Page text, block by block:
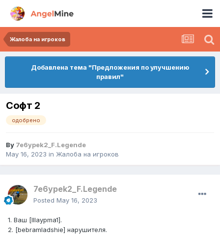
Жалоба на игроков
Добавлена тема "Предложения по улучшению
правил"
Софт 2
одобрено
By 7e6ypek2_F.Legende
May 16, 2023 in Жалоба на игроков
7e6ypek2_F.Legende
Posted May 16, 2023
1. Ваш [IIIaypma1].
2. [bebramladshie] нарушителя.